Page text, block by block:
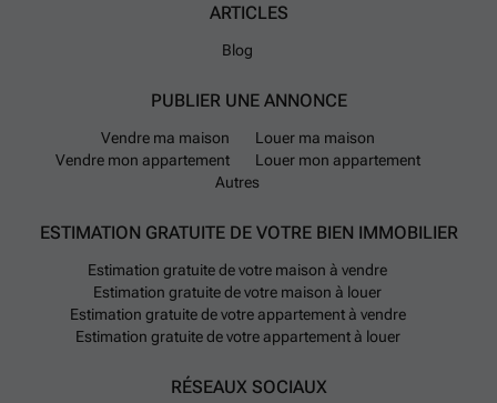
ARTICLES
Blog
PUBLIER UNE ANNONCE
Vendre ma maison
Louer ma maison
Vendre mon appartement
Louer mon appartement
Autres
ESTIMATION GRATUITE DE VOTRE BIEN IMMOBILIER
Estimation gratuite de votre maison à vendre
Estimation gratuite de votre maison à louer
Estimation gratuite de votre appartement à vendre
Estimation gratuite de votre appartement à louer
RÉSEAUX SOCIAUX